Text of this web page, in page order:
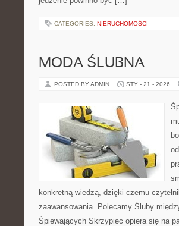
CATEGORIES: NIERUCHOMOŚCI
MODA ŚLUBNA
POSTED BY ADMIN STY - 21 - 2026
konkretną wiedzą, dzięki czemu
zaawansowania. Polecamy Śluby
Śpiewających Skrzypiec opiera się na